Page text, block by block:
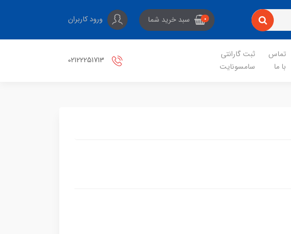
0 سبد خرید شما ورود کاربران
تماس
با ما
ثبت گارانتی
سامسونایت